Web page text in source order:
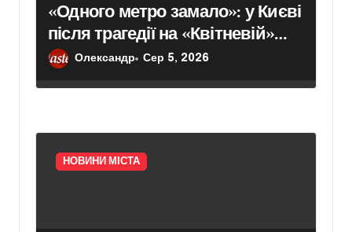
«Одного метро замало»: у Києві
після трагедії на «Квітневій»
вимагають додаткових
Олександр Сер 5, 2026
НОВИНИ МІСТА